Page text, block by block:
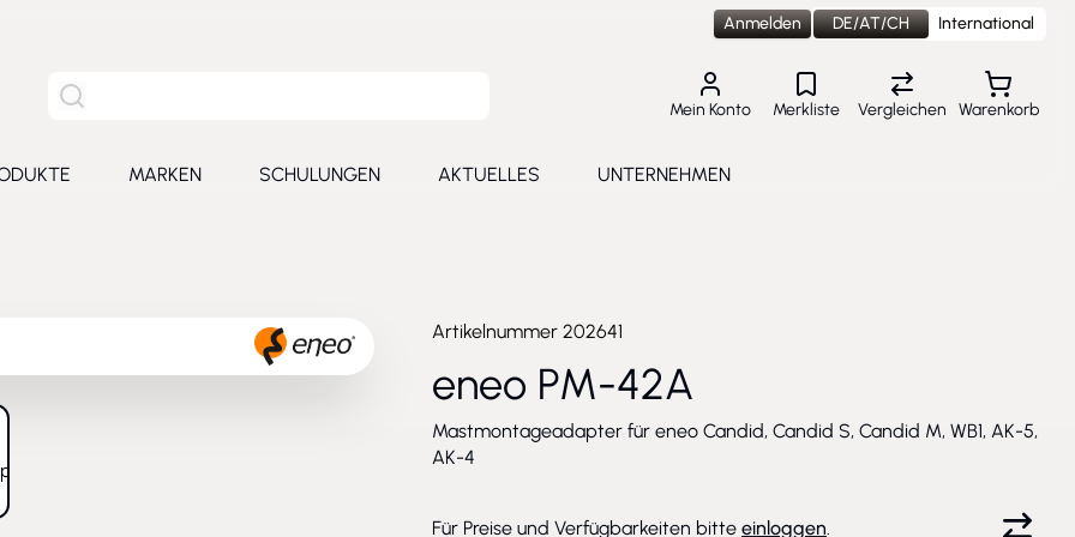
Site Suche
Anmelden DE/AT/CH International
Mein Konto Merkliste Vergleichen Warenkorb
MARKEN
SCHULUNGEN
AKTUELLES
UNTERNEHMEN
eneo PM-42A
Artikelnummer 202641
Mastmontageadapter für eneo Candid, Candid S, Candid M, WB1, AK-5,
AK-4
Für Preise und Verfügbarkeiten bitte einloggen.